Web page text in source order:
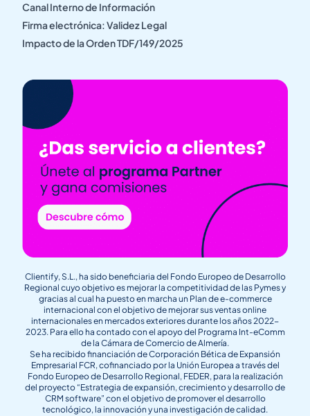
Canal Interno de Información
Firma electrónica: Validez Legal
Impacto de la Orden TDF/149/2025
Clientify, S.L., ha sido beneficiaria del Fondo Europeo de Desarrollo
Regional cuyo objetivo es mejorar la competitividad de las Pymes y
gracias al cual ha puesto en marcha un Plan de e-commerce
internacional con el objetivo de mejorar sus ventas online
internacionales en mercados exteriores durante los años 2022-
2023. Para ello ha contado con el apoyo del Programa Int-eComm
de la Cámara de Comercio de Almería.
Se ha recibido financiación de Corporación Bética de Expansión
Empresarial FCR, cofinanciado por la Unión Europea a través del
Fondo Europeo de Desarrollo Regional, FEDER, para la realización
del proyecto “Estrategia de expansión, crecimiento y desarrollo de
CRM software” con el objetivo de promover el desarrollo
tecnológico, la innovación y una investigación de calidad.